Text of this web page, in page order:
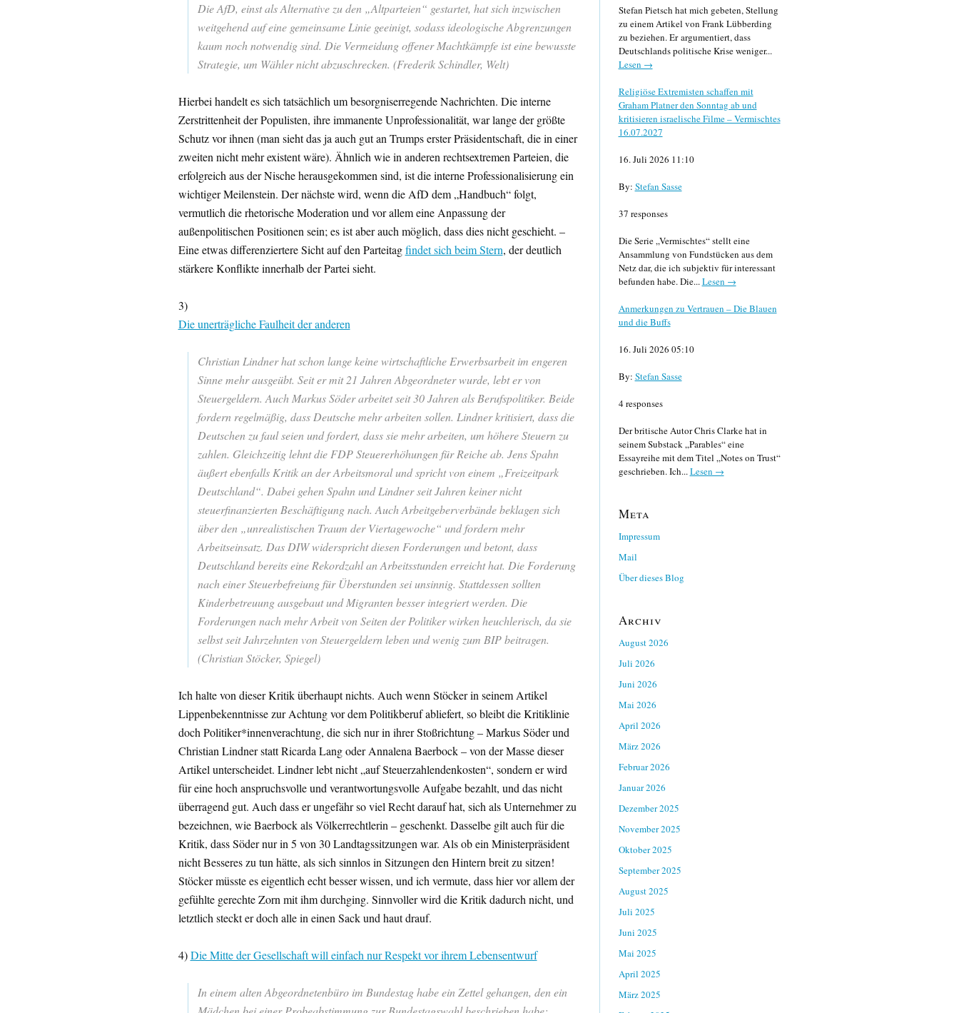
Die AfD, einst als Alternative zu den „Altparteien“ gestartet, hat sich inzwischen
weitgehend auf eine gemeinsame Linie geeinigt, sodass ideologische Abgrenzungen
kaum noch notwendig sind. Die Vermeidung offener Machtkämpfe ist eine bewusste
Strategie, um Wähler nicht abzuschrecken. (Frederik Schindler, Welt)
Hierbei handelt es sich tatsächlich um besorgniserregende Nachrichten. Die interne
Zerstrittenheit der Populisten, ihre immanente Unprofessionalität, war lange der größte
Schutz vor ihnen (man sieht das ja auch gut an Trumps erster Präsidentschaft, die in einer
zweiten nicht mehr existent wäre). Ähnlich wie in anderen rechtsextremen Parteien, die
erfolgreich aus der Nische herausgekommen sind, ist die interne Professionalisierung ein
wichtiger Meilenstein. Der nächste wird, wenn die AfD dem „Handbuch“ folgt,
vermutlich die rhetorische Moderation und vor allem eine Anpassung der
außenpolitischen Positionen sein; es ist aber auch möglich, dass dies nicht geschieht. –
Eine etwas differenziertere Sicht auf den Parteitagfindet sich beim Stern, der deutlich
stärkere Konflikte innerhalb der Partei sieht.
3)
Die unerträgliche Faulheit der anderen
Christian Lindner hat schon lange keine wirtschaftliche Erwerbsarbeit im engeren
Sinne mehr ausgeübt. Seit er mit 21 Jahren Abgeordneter wurde, lebt er von
Steuergeldern. Auch Markus Söder arbeitet seit 30 Jahren als Berufspolitiker. Beide
fordern regelmäßig, dass Deutsche mehr arbeiten sollen. Lindner kritisiert, dass die
Deutschen zu faul seien und fordert, dass sie mehr arbeiten, um höhere Steuern zu
zahlen. Gleichzeitig lehnt die FDP Steuererhöhungen für Reiche ab. Jens Spahn
äußert ebenfalls Kritik an der Arbeitsmoral und spricht von einem „Freizeitpark
Deutschland“. Dabei gehen Spahn und Lindner seit Jahren keiner nicht
steuerfinanzierten Beschäftigung nach. Auch Arbeitgeberverbände beklagen sich
über den „unrealistischen Traum der Viertagewoche“ und fordern mehr
Arbeitseinsatz. Das DIW widerspricht diesen Forderungen und betont, dass
Deutschland bereits eine Rekordzahl an Arbeitsstunden erreicht hat. Die Forderung
nach einer Steuerbefreiung für Überstunden sei unsinnig. Stattdessen sollten
Kinderbetreuung ausgebaut und Migranten besser integriert werden. Die
Forderungen nach mehr Arbeit von Seiten der Politiker wirken heuchlerisch, da sie
selbst seit Jahrzehnten von Steuergeldern leben und wenig zum BIP beitragen.
(Christian Stöcker, Spiegel)
Ich halte von dieser Kritik überhaupt nichts. Auch wenn Stöcker in seinem Artikel
Lippenbekenntnisse zur Achtung vor dem Politikberuf abliefert, so bleibt die Kritiklinie
doch Politiker*innenverachtung, die sich nur in ihrer Stoßrichtung – Markus Söder und
Christian Lindner statt Ricarda Lang oder Annalena Baerbock – von der Masse dieser
Artikel unterscheidet. Lindner lebt nicht „auf Steuerzahlendenkosten“, sondern er wird
für eine hoch anspruchsvolle und verantwortungsvolle Aufgabe bezahlt, und das nicht
überragend gut. Auch dass er ungefähr so viel Recht darauf hat, sich als Unternehmer zu
bezeichnen, wie Baerbock als Völkerrechtlerin – geschenkt. Dasselbe gilt auch für die
Kritik, dass Söder nur in 5 von 30 Landtagssitzungen war. Als ob ein Ministerpräsident
nicht Besseres zu tun hätte, als sich sinnlos in Sitzungen den Hintern breit zu sitzen!
Stöcker müsste es eigentlich echt besser wissen, und ich vermute, dass hier vor allem der
gefühlte gerechte Zorn mit ihm durchging. Sinnvoller wird die Kritik dadurch nicht, und
letztlich steckt er doch alle in einen Sack und haut drauf.
4)Die Mitte der Gesellschaft will einfach nur Respekt vor ihrem Lebensentwurf
In einem alten Abgeordnetenbüro im Bundestag habe ein Zettel gehangen, den ein
Stefan Pietsch hat mich gebeten, Stellung
zu einem Artikel von Frank Lübberding
zu beziehen. Er argumentiert, dass
Deutschlands politische Krise weniger...
Lesen →
Religiöse Extremisten schaffen mit
Graham Platner den Sonntag ab und
kritisieren israelische Filme – Vermischtes
16.07.2027
16. Juli 2026 11:10
By: Stefan Sasse
37 responses
Die Serie „Vermischtes“ stellt eine
Ansammlung von Fundstücken aus dem
Netz dar, die ich subjektiv für interessant
befunden habe. Die...Lesen →
Anmerkungen zu Vertrauen – Die Blauen
und die Buffs
16. Juli 2026 05:10
By: Stefan Sasse
4 responses
Der britische Autor Chris Clarke hat in
seinem Substack „Parables“ eine
Essayreihe mit dem Titel „Notes on Trust“
geschrieben. Ich...Lesen →
Meta
Impressum
Mail
Über dieses Blog
Archiv
August 2026
Juli 2026
Juni 2026
Mai 2026
April 2026
März 2026
Februar 2026
Januar 2026
Dezember 2025
November 2025
Oktober 2025
September 2025
August 2025
Juli 2025
Juni 2025
Mai 2025
April 2025
März 2025